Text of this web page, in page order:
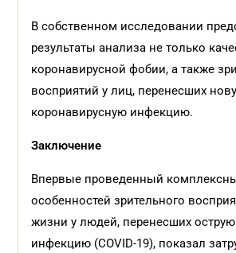
В собственном исследовании
результаты анализа не только
коронавирусной фобии, а также
восприятий у лиц, перенесших
коронавирусную инфекцию.
Заключение
Впервые проведенный
особенностей зрительного
жизни у людей, перенесших
инфекцию (COVID-19), показал